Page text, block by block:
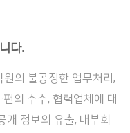
다.
의 불공정한 업무처리,
편의 수수, 협력업체에 대
개 정보의 유출, 내부회